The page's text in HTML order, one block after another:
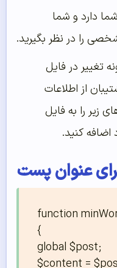
دارد و شما
را در نظر بگیرید.
تغییر در فایل
از اطلاعات
را به فایل
عنوان پست
function
{
global $post;
$content =